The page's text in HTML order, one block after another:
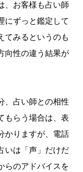
、お客様も占い師
にずっと鑑定して
てみるというのも
向性の違う結果が
、占い師との相性
もらう場合は、表
かりますが、電話
いは「声」だけだ
らのアドバイスを